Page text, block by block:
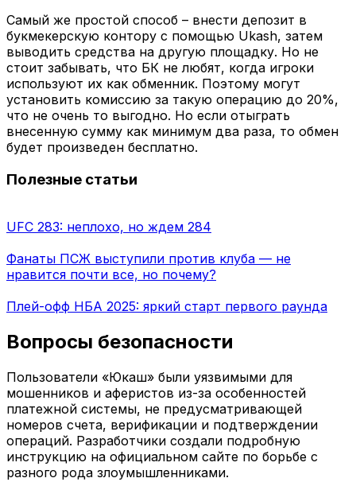
Самый же простой способ – внести депозит в
букмекерскую контору с помощью Ukash, затем
выводить средства на другую площадку. Но не
стоит забывать, что БК не любят, когда игроки
используют их как обменник. Поэтому могут
установить комиссию за такую операцию до 20%,
что не очень то выгодно. Но если отыграть
внесенную сумму как минимум два раза, то обмен
будет произведен бесплатно.
Полезные статьи
UFC 283: неплохо, но ждем 284
Фанаты ПСЖ выступили против клуба — не
нравится почти все, но почему?
Плей-офф НБА 2025: яркий старт первого раунда
Вопросы безопасности
Пользователи «Юкаш» были уязвимыми для
мошенников и аферистов из-за особенностей
платежной системы, не предусматривающей
номеров счета, верификации и подтверждении
операций. Разработчики создали подробную
инструкцию на официальном сайте по борьбе с
разного рода злоумышленниками.